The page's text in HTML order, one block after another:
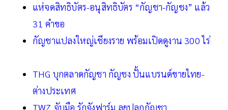
แห่จดสิทธิบัตร-อนุสิทธิบัตร “กัญชา-กัญชง” แล้ว
31 คำขอ
กัญชาแปลงใหญ่เชียงราย พร้อมเปิดดูงาน 300 ไร่
THG บุกตลาดกัญชา กัญชง ปั้นแบรนด์ขายไทย-
ต่างประเทศ
TWZ จับมือ รักจังฟาร์ม ลุยปลูกกัญชา